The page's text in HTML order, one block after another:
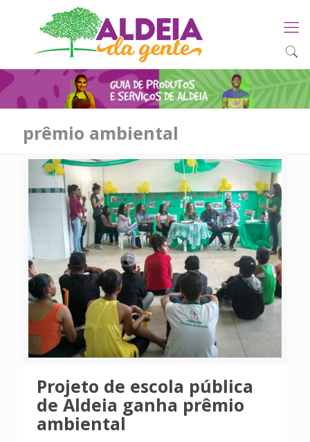
prêmio ambiental
Projeto de escola pública
de Aldeia ganha prêmio
ambiental